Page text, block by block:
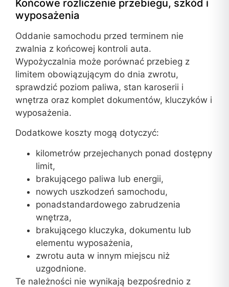
Końcowe rozliczenie przebiegu, szkód i
wyposażenia
Oddanie samochodu przed terminem nie
zwalnia z końcowej kontroli auta.
Wypożyczalnia może porównać przebieg z
limitem obowiązującym do dnia zwrotu,
sprawdzić poziom paliwa, stan karoserii i
wnętrza oraz komplet dokumentów, kluczyków i
wyposażenia.
Dodatkowe koszty mogą dotyczyć:
kilometrów przejechanych ponad dostępny
limit,
brakującego paliwa lub energii,
nowych uszkodzeń samochodu,
ponadstandardowego zabrudzenia
wnętrza,
brakującego kluczyka, dokumentu lub
elementu wyposażenia,
zwrotu auta w innym miejscu niż
uzgodnione.
Te należności nie wynikają bezpośrednio z